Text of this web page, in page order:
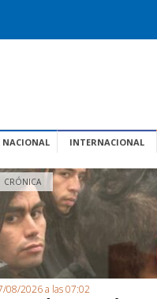
NACIONAL INTERNACIONAL
CRÓNICA
08/2026 a las 07:02